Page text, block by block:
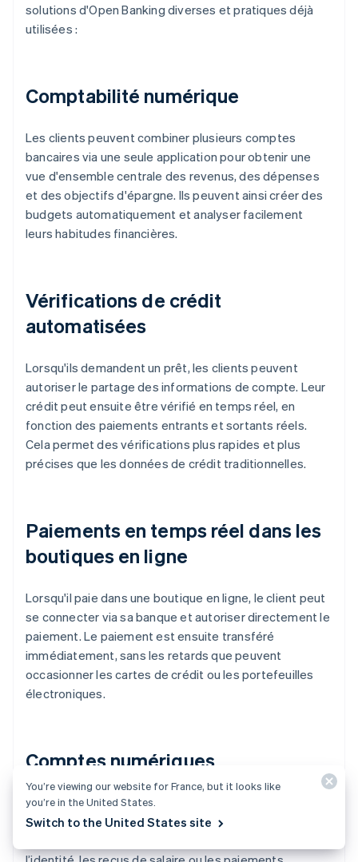
solutions d'Open Banking diverses et pratiques déjà
utilisées :
Comptabilité numérique
Les clients peuvent combiner plusieurs comptes
bancaires via une seule application pour obtenir une
vue d'ensemble centrale des revenus, des dépenses
et des objectifs d'épargne. Ils peuvent ainsi créer des
budgets automatiquement et analyser facilement
leurs habitudes financières.
Vérifications de crédit
automatisées
Lorsqu'ils demandent un prêt, les clients peuvent
autoriser le partage des informations de compte. Leur
crédit peut ensuite être vérifié en temps réel, en
fonction des paiements entrants et sortants réels.
Cela permet des vérifications plus rapides et plus
précises que les données de crédit traditionnelles.
Paiements en temps réel dans les
boutiques en ligne
Lorsqu'il paie dans une boutique en ligne, le client peut
se connecter via sa banque et autoriser directement le
paiement. Le paiement est ensuite transféré
immédiatement, sans les retards que peuvent
occasionner les cartes de crédit ou les portefeuilles
électroniques.
Comptes numériques
Lors de l’ouverture d’un nouveau compte ou du
changement de prestataire, les informations de
You’re viewing our website for France, but it looks like
you’re in the United States.
Switch to the United States site